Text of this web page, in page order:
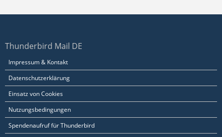
Thunderbird Mail DE
Impressum & Kontakt
Datenschutzerklärung
Einsatz von Cookies
Nutzungsbedingungen
Spendenaufruf für Thunderbird